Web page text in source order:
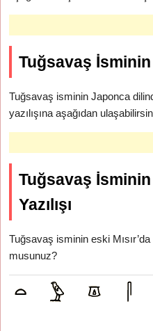
Tuğsavaş İsminin
Tuğsavaş isminin Japonca
yazılışına aşağıdan
Tuğsavaş İsminin
Yazılışı
Tuğsavaş isminin eski Mısır’da
musunuz?